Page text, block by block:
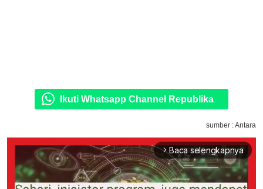
Ikuti Whatsapp Channel Republika
sumber : Antara
arrow_forward_ios Baca selengkapnya